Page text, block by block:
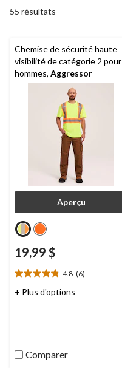
55 résultats
Chemise de sécurité haute
visibilité de catégorie 2 pour
hommes, Aggressor
Aperçu
19,99 $
4.8 (6)
4.8
étoile(s)
+ Plus d'options
Comparer